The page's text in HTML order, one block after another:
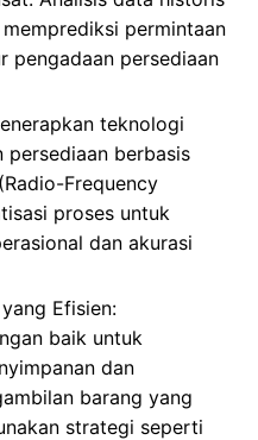
permintaan
pengadaan persediaan
teknologi
persediaan berbasis
Frequency
proses untuk
dan akurasi
Efisien:
baik untuk
dan
barang yang
strategi seperti